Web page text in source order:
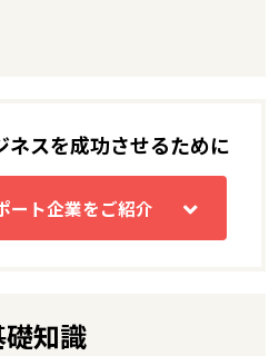
ネスを成功させるために
知識